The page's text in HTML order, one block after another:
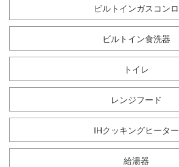
ビルトインガスコンロ
ビルトイン食洗器
トイレ
レンジフード
IHクッキングヒーター
給湯器